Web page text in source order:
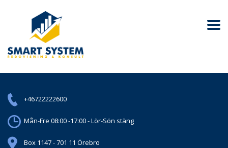
+46722222600
Mån-Fre 08:00 -17:00 - Lör-Sön stäng
Box 1147 - 701 11 Örebro